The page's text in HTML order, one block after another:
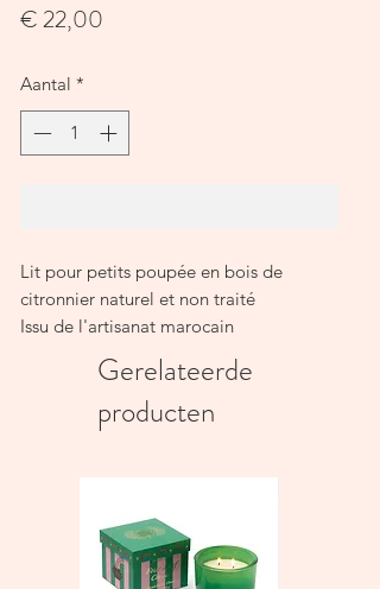
€ 22,00
Aantal *
Lit pour petits poupée en bois de
citronnier naturel et non traité
Issu de l'artisanat marocain
Dimensions : largeur 25cm / longueur
38cm / hauteur 14cm
Ces dimensions peuvent légèrement
varier selon les modèles.
Gerelateerde
producten